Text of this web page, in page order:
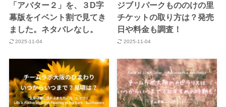
「アバター２」を、３D字
幕版をイベント割で見てき
ました。ネタバレなし。
2025-11-04
ジブリパークもののけの里
チケットの取り方は？発売
日や料金も調査！
2025-11-04